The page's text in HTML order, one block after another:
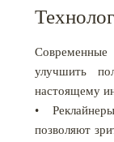
Современные
улучшить
настоящему
•
позволяют